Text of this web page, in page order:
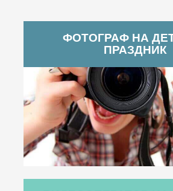
ФОТОГРАФ НА
ПРАЗДНИК